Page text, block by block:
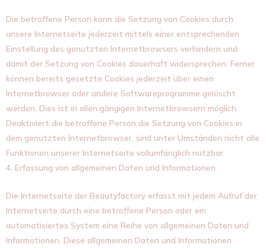
Die betroffene Person kann die Setzung von Cookies durch
unsere Internetseite jederzeit mittels einer entsprechenden
Einstellung des genutzten Internetbrowsers verhindern und
damit der Setzung von Cookies dauerhaft widersprechen. Ferner
können bereits gesetzte Cookies jederzeit über einen
Internetbrowser oder andere Softwareprogramme gelöscht
werden. Dies ist in allen gängigen Internetbrowsern möglich.
Deaktiviert die betroffene Person die Setzung von Cookies in
dem genutzten Internetbrowser, sind unter Umständen nicht alle
Funktionen unserer Internetseite vollumfänglich nutzbar.
4. Erfassung von allgemeinen Daten und Informationen
Die Internetseite der Beautyfactory erfasst mit jedem Aufruf der
Internetseite durch eine betroffene Person oder ein
automatisiertes System eine Reihe von allgemeinen Daten und
Informationen. Diese allgemeinen Daten und Informationen